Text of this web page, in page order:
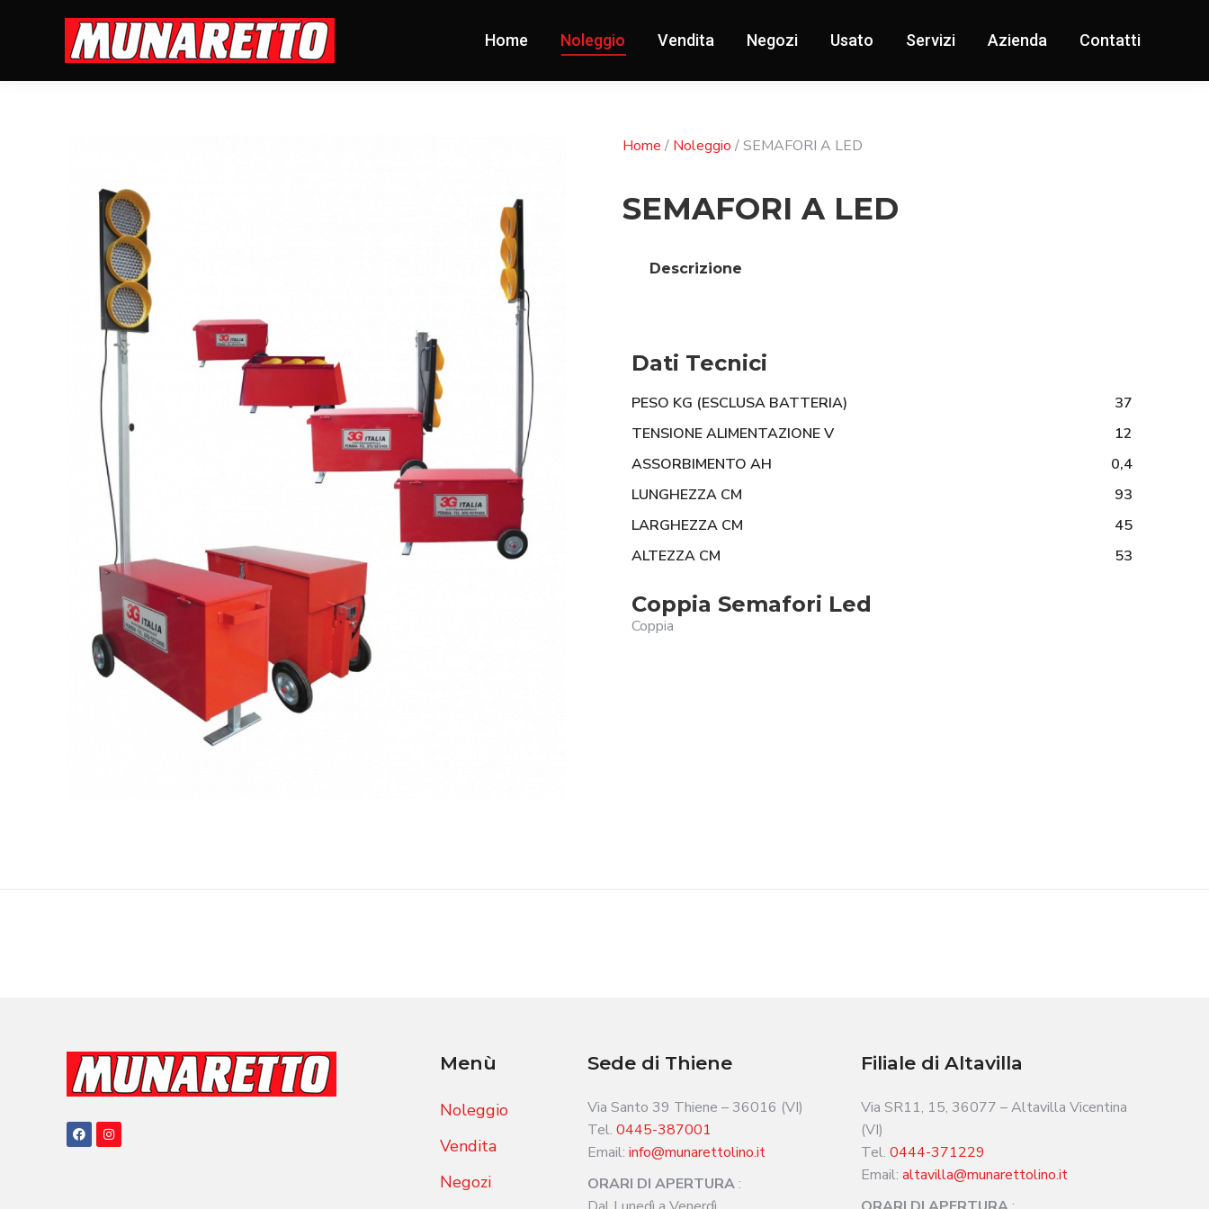
Home Noleggio Vendita Negozi Usato Servizi Azienda Contatti
Home / Noleggio / SEMAFORI A LED
SEMAFORI A LED
Descrizione
Dati Tecnici
PESO KG (ESCLUSA BATTERIA)
37
TENSIONE ALIMENTAZIONE V
12
ASSORBIMENTO AH
0,4
LUNGHEZZA CM
93
LARGHEZZA CM
45
ALTEZZA CM
53
Coppia Semafori Led
Coppia
Menù
Noleggio
Vendita
Negozi
Sede di Thiene
Via Santo 39 Thiene – 36016 (VI)
Tel. 0445-387001
Email: info@munarettolino.it
ORARI DI APERTURA:
Filiale di Altavilla
Via SR11, 15, 36077 – Altavilla Vicentina
(VI)
Tel. 0444-371229
Email: altavilla@munarettolino.it